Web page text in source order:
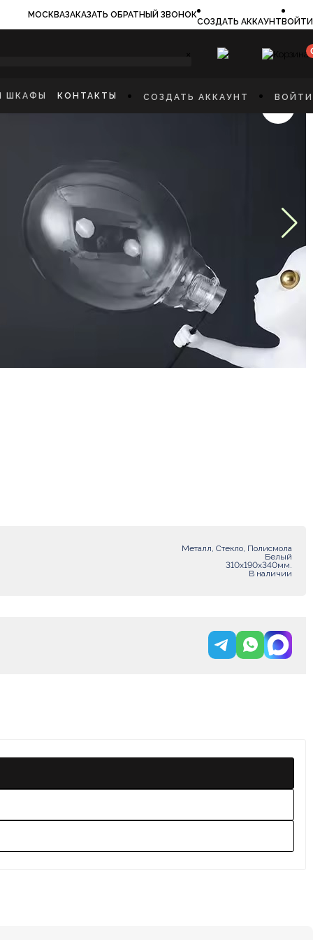
МОСКВАЗАКАЗАТЬ ОБРАТНЫЙ ЗВОНОК
СОЗДАТЬ АККАУНТВОЙТИ
×
ШКАФЫ
КОМНАТУ
КОНТАКТЫ СОЗДАТЬ АККАУНТ ВОЙТИ
Металл, Стекло, Полисмола
Белый
310х190х340мм.
В наличии